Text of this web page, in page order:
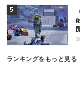
ランキングをもっと見る